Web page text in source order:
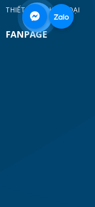
THIẾT BỊ DÒ KIM LOẠI
FANPAGE
0968